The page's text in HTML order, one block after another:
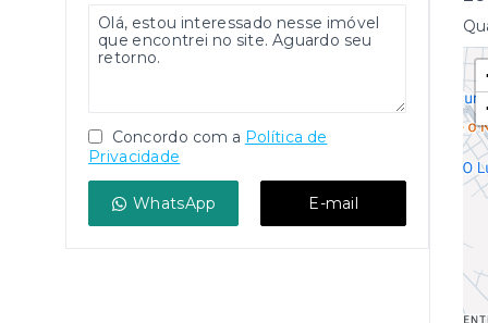
Concordo com a Política de
Privacidade
WhatsApp E-mail